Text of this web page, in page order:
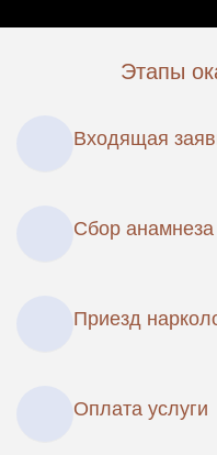
Этапы
Входящая
Сбор анамнеза
Приезд
Оплата услуги